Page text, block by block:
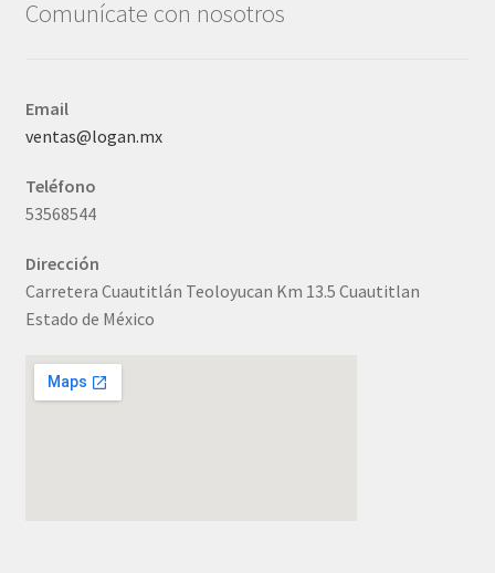
Comunícate con nosotros
Email
ventas@logan.mx
Teléfono
53568544
Dirección
Carretera Cuautitlán Teoloyucan Km 13.5 Cuautitlan
Estado de México